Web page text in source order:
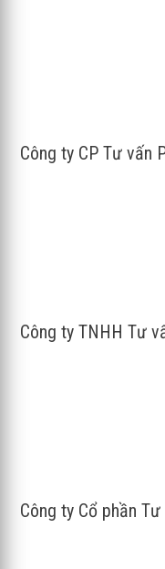
Công ty CP Tư vấn
Công ty TNHH Tư
Công ty Cổ phần